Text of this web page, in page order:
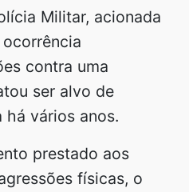
Militar, acionada
contra uma
ser alvo de
vários anos.
prestado aos
físicas, o